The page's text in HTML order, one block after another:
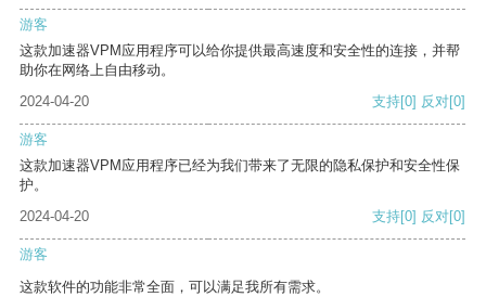
游客
这款加速器VPM应用程序可以给你提供最高速度和安全性的连接，并帮
助你在网络上自由移动。
2024-04-20
支持[0] 反对[0]
游客
这款加速器VPM应用程序已经为我们带来了无限的隐私保护和安全性保
护。
2024-04-20
支持[0] 反对[0]
游客
这款软件的功能非常全面，可以满足我所有需求。